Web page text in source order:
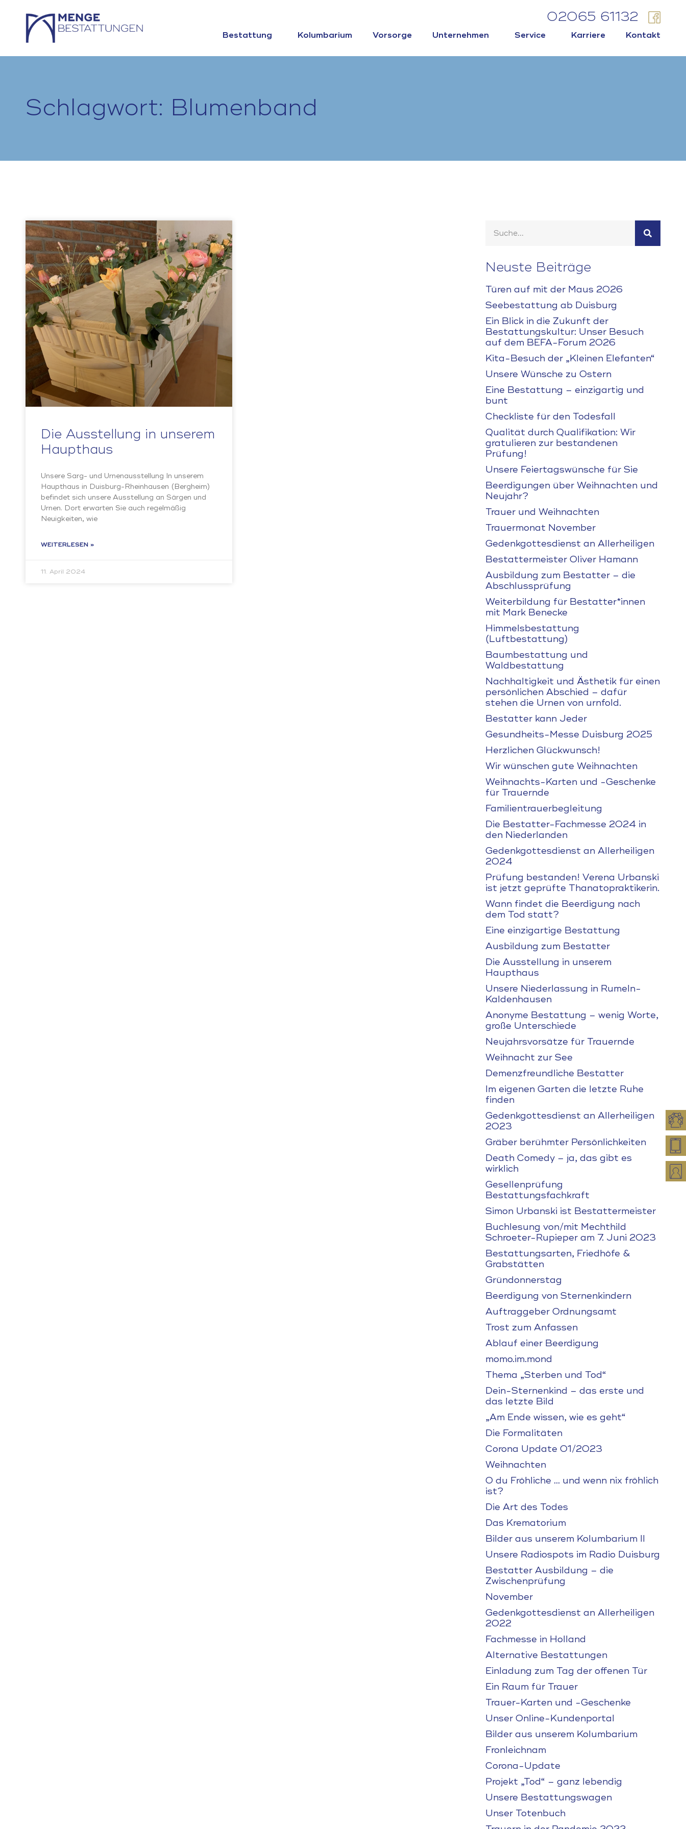
02065 61132
Bestattung Kolumbarium Vorsorge Unternehmen Service Karriere Kontakt
Schlagwort: Blumenband
Die Ausstellung in unserem
Haupthaus
Unsere Sarg- und Urnenausstellung In unserem
Haupthaus in Duisburg-Rheinhausen (Bergheim)
befindet sich unsere Ausstellung an Särgen und
Urnen. Dort erwarten Sie auch regelmäßig
Neuigkeiten, wie
WEITERLESEN »
11. April 2024
Neuste Beiträge
Türen auf mit der Maus 2026
Seebestattung ab Duisburg
Ein Blick in die Zukunft der
Bestattungskultur: Unser Besuch
auf dem BEFA-Forum 2026
Kita-Besuch der „Kleinen Elefanten“
Unsere Wünsche zu Ostern
Eine Bestattung – einzigartig und
bunt
Checkliste für den Todesfall
Qualität durch Qualifikation: Wir
gratulieren zur bestandenen
Prüfung!
Unsere Feiertagswünsche für Sie
Beerdigungen über Weihnachten und
Neujahr?
Trauer und Weihnachten
Trauermonat November
Gedenkgottesdienst an Allerheiligen
Bestattermeister Oliver Hamann
Ausbildung zum Bestatter – die
Abschlussprüfung
Weiterbildung für Bestatter*innen
mit Mark Benecke
Himmelsbestattung
(Luftbestattung)
Baumbestattung und
Waldbestattung
Nachhaltigkeit und Ästhetik für einen
persönlichen Abschied – dafür
stehen die Urnen von urnfold.
Bestatter kann Jeder
Gesundheits-Messe Duisburg 2025
Herzlichen Glückwunsch!
Wir wünschen gute Weihnachten
Weihnachts-Karten und -Geschenke
für Trauernde
Familientrauerbegleitung
Die Bestatter-Fachmesse 2024 in
den Niederlanden
Gedenkgottesdienst an Allerheiligen
2024
Prüfung bestanden! Verena Urbanski
ist jetzt geprüfte Thanatopraktikerin.
Wann findet die Beerdigung nach
dem Tod statt?
Eine einzigartige Bestattung
Ausbildung zum Bestatter
Die Ausstellung in unserem
Haupthaus
Unsere Niederlassung in Rumeln-
Kaldenhausen
Anonyme Bestattung – wenig Worte,
große Unterschiede
Neujahrsvorsätze für Trauernde
Weihnacht zur See
Demenzfreundliche Bestatter
Im eigenen Garten die letzte Ruhe
finden
Gedenkgottesdienst an Allerheiligen
2023
Gräber berühmter Persönlichkeiten
Death Comedy – ja, das gibt es
wirklich
Gesellenprüfung
Bestattungsfachkraft
Simon Urbanski ist Bestattermeister
Buchlesung von/mit Mechthild
Schroeter-Rupieper am 7. Juni 2023
Bestattungsarten, Friedhöfe &
Grabstätten
Gründonnerstag
Beerdigung von Sternenkindern
Auftraggeber Ordnungsamt
Trost zum Anfassen
Ablauf einer Beerdigung
momo.im.mond
Thema „Sterben und Tod“
Dein-Sternenkind – das erste und
das letzte Bild
„Am Ende wissen, wie es geht“
Die Formalitäten
Corona Update 01/2023
Weihnachten
O du Fröhliche … und wenn nix fröhlich
ist?
Die Art des Todes
Das Krematorium
Bilder aus unserem Kolumbarium II
Unsere Radiospots im Radio Duisburg
Bestatter Ausbildung – die
Zwischenprüfung
November
Gedenkgottesdienst an Allerheiligen
2022
Fachmesse in Holland
Alternative Bestattungen
Einladung zum Tag der offenen Tür
Ein Raum für Trauer
Trauer-Karten und -Geschenke
Unser Online-Kundenportal
Bilder aus unserem Kolumbarium
Fronleichnam
Corona-Update
Projekt „Tod“ – ganz lebendig
Unsere Bestattungswagen
Unser Totenbuch